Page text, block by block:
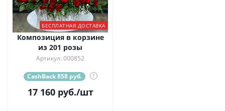
БЕСПЛАТНАЯ ДОСТАВКА
Композиция в корзине
из 201 розы
Артикул: 000852
CashBack 858 руб. ?
17 160руб./шт